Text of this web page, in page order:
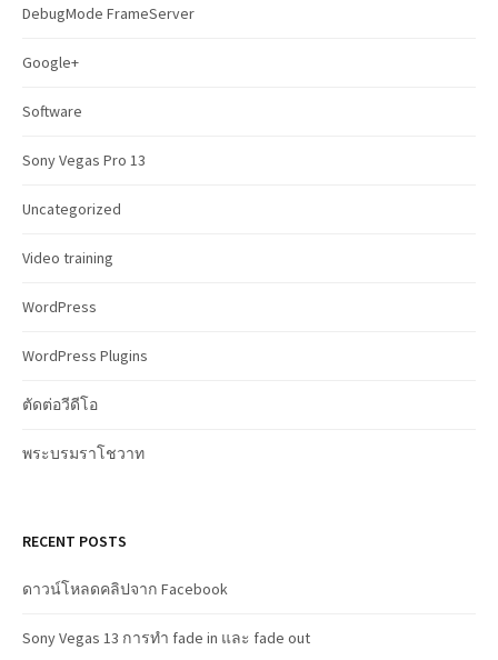
r
DebugMode FrameServer
Google+
Software
Sony Vegas Pro 13
Uncategorized
Video training
WordPress
WordPress Plugins
ตัดต่อวีดีโอ
พระบรมราโชวาท
RECENT POSTS
ดาวน์โหลดคลิปจาก Facebook
Sony Vegas 13 การทำ fade in และ fade out